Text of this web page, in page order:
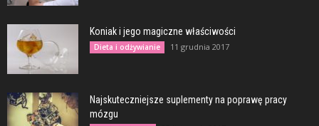
Koniak i jego magiczne właściwości
Dieta i odżywianie 11 grudnia 2017
Najskuteczniejsze suplementy na poprawę pracy
mózgu